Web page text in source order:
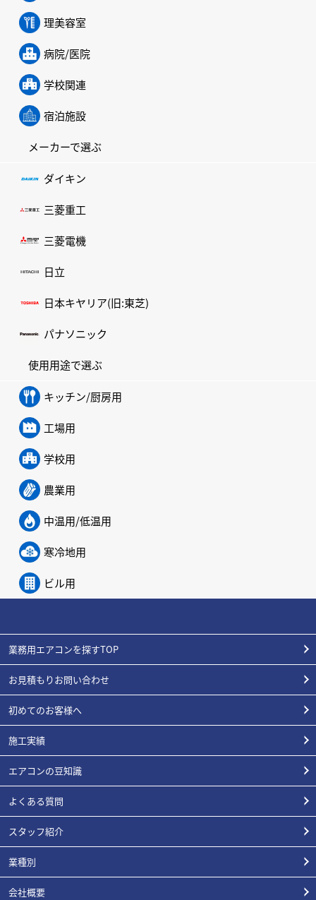
理美容室
病院/医院
学校関連
宿泊施設
メーカーで選ぶ
ダイキン
三菱重工
三菱電機
日立
日本キヤリア(旧:東芝)
パナソニック
使用用途で選ぶ
キッチン/厨房用
工場用
学校用
農業用
中温用/低温用
寒冷地用
ビル用
業務用エアコンを探すTOP
お見積もりお問い合わせ
初めてのお客様へ
施工実績
エアコンの豆知識
よくある質問
スタッフ紹介
業種別
会社概要